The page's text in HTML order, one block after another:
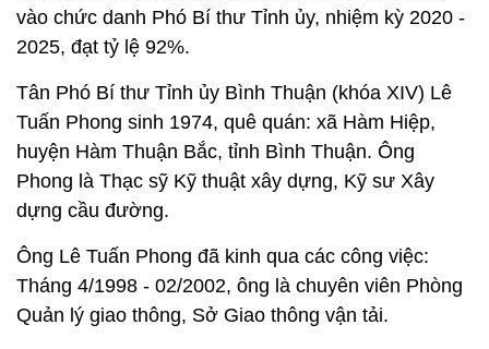
vào chức danh Phó Bí thư Tỉnh ủy, nhiệm kỳ 2020 -
2025, đạt tỷ lệ 92%.
Tân Phó Bí thư Tỉnh ủy Bình Thuận (khóa XIV) Lê
Tuấn Phong sinh 1974, quê quán: xã Hàm Hiệp,
huyện Hàm Thuận Bắc, tỉnh Bình Thuận. Ông
Phong là Thạc sỹ Kỹ thuật xây dựng, Kỹ sư Xây
dựng cầu đường.
Ông Lê Tuấn Phong đã kinh qua các công việc:
Tháng 4/1998 - 02/2002, ông là chuyên viên Phòng
Quản lý giao thông, Sở Giao thông vận tải.